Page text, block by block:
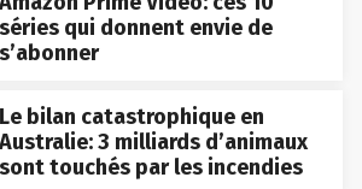
séries qui donnent envie de
s’abonner
Le bilan catastrophique en
Australie: 3 milliards d’animaux
sont touchés par les incendies